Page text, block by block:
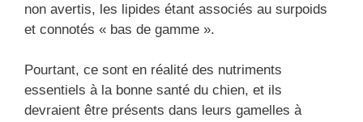
non avertis, les lipides étant associés au surpoids
et connotés « bas de gamme ».
Pourtant, ce sont en réalité des nutriments
essentiels à la bonne santé du chien, et ils
devraient être présents dans leurs gamelles à